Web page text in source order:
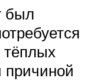
был
тёплых
причиной